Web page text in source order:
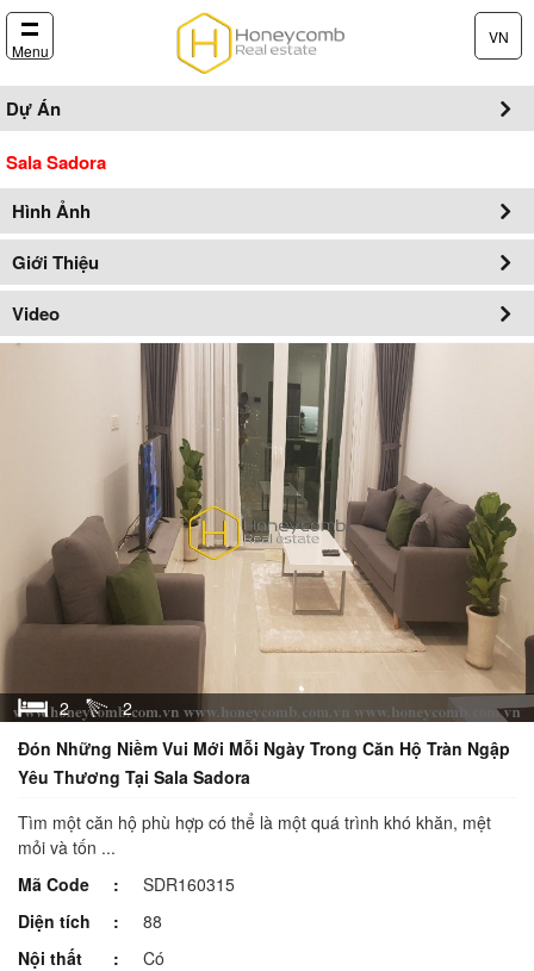
Menu
VN
Dự Án
Sala Sadora
Hình Ảnh
Giới Thiệu
Video
2
2
Đón Những Niềm Vui Mới Mỗi Ngày Trong Căn Hộ Tràn Ngập
Yêu Thương Tại Sala Sadora
Tìm một căn hộ phù hợp có thể là một quá trình khó khăn, mệt
mỏi và tốn ...
Mã Code
SDR160315
Diện tích
88
Nội thất
Có